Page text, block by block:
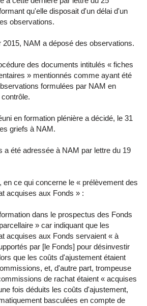
qu'elle disposait d'un délai d'un
observations.
2015, NAM a déposé des observations.
des documents intitulés « fiches
» mentionnés comme ayant été
formulées par NAM en
en formation plénière a décidé, le 31
griefs à NAM.
a été adressée à NAM par lettre du 19
en ce qui concerne le « prélèvement des
acquises aux Fonds » :
dans le prospectus des Fonds
» car indiquant que les
acquises aux Fonds servaient « à
par [le Fonds] pour désinvestir
que les coûts d'ajustement étaient
et, d'autre part, trompeuse
de rachat étaient « acquises
fois déduits les coûts d'ajustement,
basculées en compte de